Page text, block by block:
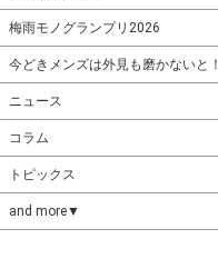
梅雨モノグランプリ2026
今どきメンズは外見も磨かないと！
ニュース
コラム
トピックス
and more▼